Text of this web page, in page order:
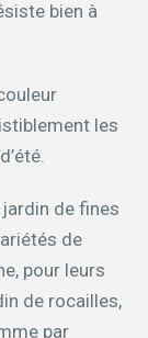
bien à
les
de fines
de
pour leurs
de rocailles,
par